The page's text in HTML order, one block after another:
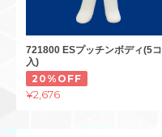
721800 ESプッチンボディ(5コ
入)
20%OFF
¥2,676